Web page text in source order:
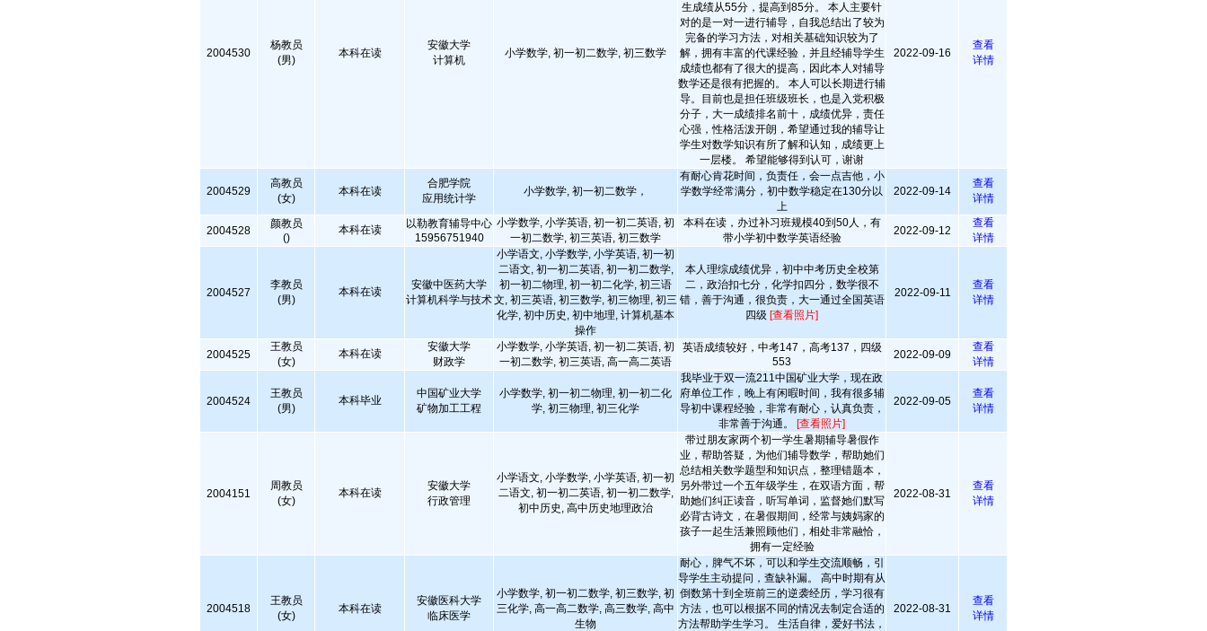
2004530
杨教员
(男)
本科在读
安徽大学
计算机
小学数学, 初一初二数学, 初三数学
生成绩从55分，提高到85分。 本人主要针
对的是一对一进行辅导，自我总结出了较为
完备的学习方法，对相关基础知识较为了
解，拥有丰富的代课经验，并且经辅导学生
成绩也都有了很大的提高，因此本人对辅导
数学还是很有把握的。 本人可以长期进行辅
导。目前也是担任班级班长，也是入党积极
分子，大一成绩排名前十，成绩优异，责任
心强，性格活泼开朗，希望通过我的辅导让
学生对数学知识有所了解和认知，成绩更上
一层楼。 希望能够得到认可，谢谢
2022-09-16
查看
详情
2004529
高教员
(女)
本科在读
合肥学院
应用统计学
小学数学, 初一初二数学，
有耐心肯花时间，负责任，会一点吉他，小
学数学经常满分，初中数学稳定在130分以
上
2022-09-14
查看
详情
2004528
颜教员
()
本科在读
以勒教育辅导中心
15956751940
小学数学, 小学英语, 初一初二英语, 初
一初二数学, 初三英语, 初三数学
本科在读，办过补习班规模40到50人，有
带小学初中数学英语经验
2022-09-12
查看
详情
2004527
李教员
(男)
本科在读
安徽中医药大学
计算机科学与技术
小学语文, 小学数学, 小学英语, 初一初
二语文, 初一初二英语, 初一初二数学,
初一初二物理, 初一初二化学, 初三语
文, 初三英语, 初三数学, 初三物理, 初三
化学, 初中历史, 初中地理, 计算机基本
操作
本人理综成绩优异，初中中考历史全校第
二，政治扣七分，化学扣四分，数学很不
错，善于沟通，很负责，大一通过全国英语
四级 [查看照片]
2022-09-11
查看
详情
2004525
王教员
(女)
本科在读
安徽大学
财政学
小学数学, 小学英语, 初一初二英语, 初
一初二数学, 初三英语, 高一高二英语
英语成绩较好，中考147，高考137，四级
553
2022-09-09
查看
详情
2004524
王教员
(男)
本科毕业
中国矿业大学
矿物加工工程
小学数学, 初一初二物理, 初一初二化
学, 初三物理, 初三化学
我毕业于双一流211中国矿业大学，现在政
府单位工作，晚上有闲暇时间，我有很多辅
导初中课程经验，非常有耐心，认真负责，
非常善于沟通。 [查看照片]
2022-09-05
查看
详情
2004151
周教员
(女)
本科在读
安徽大学
行政管理
小学语文, 小学数学, 小学英语, 初一初
二语文, 初一初二英语, 初一初二数学,
初中历史, 高中历史地理政治
带过朋友家两个初一学生暑期辅导暑假作
业，帮助答疑，为他们辅导数学，帮助她们
总结相关数学题型和知识点，整理错题本，
另外带过一个五年级学生，在双语方面，帮
助她们纠正读音，听写单词，监督她们默写
必背古诗文，在暑假期间，经常与姨妈家的
孩子一起生活兼照顾他们，相处非常融恰，
拥有一定经验
2022-08-31
查看
详情
2004518
王教员
(女)
本科在读
安徽医科大学
临床医学
小学数学, 初一初二数学, 初三数学, 初
三化学, 高一高二数学, 高三数学, 高中
生物
耐心，脾气不坏，可以和学生交流顺畅，引
导学生主动提问，查缺补漏。 高中时期有从
倒数第十到全班前三的逆袭经历，学习很有
方法，也可以根据不同的情况去制定合适的
方法帮助学生学习。 生活自律，爱好书法，
2022-08-31
查看
详情